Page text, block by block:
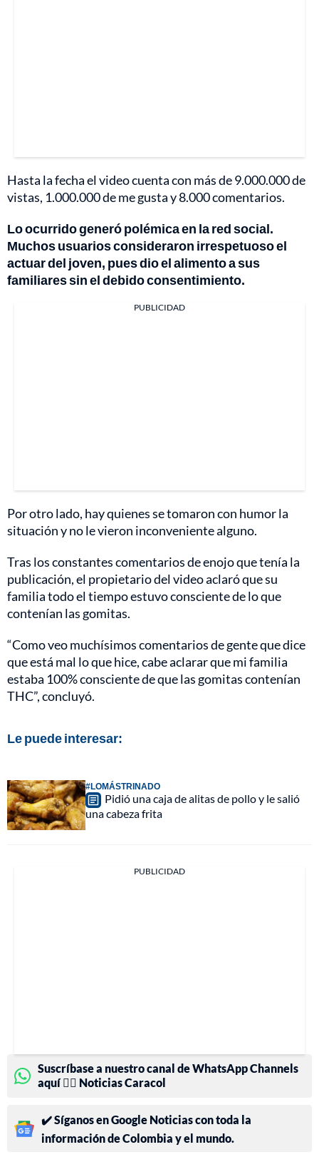
Hasta la fecha el video cuenta con más de 9.000.000 de
vistas, 1.000.000 de me gusta y 8.000 comentarios.
Lo ocurrido generó polémica en la red social.
Muchos usuarios consideraron irrespetuoso el
actuar del joven, pues dio el alimento a sus
familiares sin el debido consentimiento.
PUBLICIDAD
Por otro lado, hay quienes se tomaron con humor la
situación y no le vieron inconveniente alguno.
Tras los constantes comentarios de enojo que tenía la
publicación, el propietario del video aclaró que su
familia todo el tiempo estuvo consciente de lo que
contenían las gomitas.
“Como veo muchísimos comentarios de gente que dice
que está mal lo que hice, cabe aclarar que mi familia
estaba 100% consciente de que las gomitas contenían
THC”, concluyó.
Le puede interesar:
#LOMÁSTRINADO
Pidió una caja de alitas de pollo y le salió
una cabeza frita
PUBLICIDAD
Suscríbase a nuestro canal de WhatsApp Channels
aquí 👉🏻 Noticias Caracol
✔️ Síganos en Google Noticias con toda la
información de Colombia y el mundo.